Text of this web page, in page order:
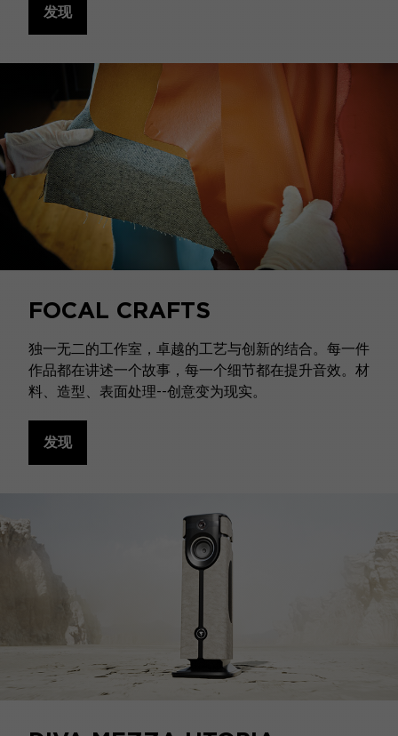
发现
FOCAL CRAFTS
独一无二的工作室，卓越的工艺与创新的结合。每一件
作品都在讲述一个故事，每一个细节都在提升音效。材
料、造型、表面处理--创意变为现实。
发现